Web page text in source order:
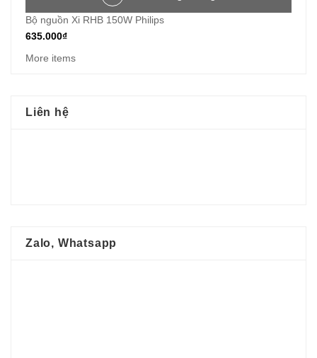
Bộ nguồn Xi RHB 150W Philips
635.000₫
More items
Liên hệ
Zalo, Whatsapp